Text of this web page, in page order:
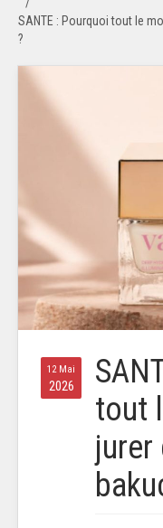
SANTE : Pourquoi tout le
?
12 Mai
2026
tout
jurer